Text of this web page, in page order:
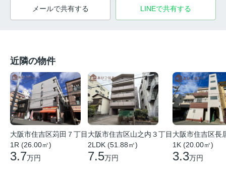
メールで共有する LINEで共有する
近隣の物件
大阪市住吉区苅田７丁目
1R (26.00㎡)
3.7万円
大阪市住吉区山之内３丁目
2LDK (51.88㎡)
7.5万円
大阪市住吉区長
1K (20.00㎡)
3.3万円